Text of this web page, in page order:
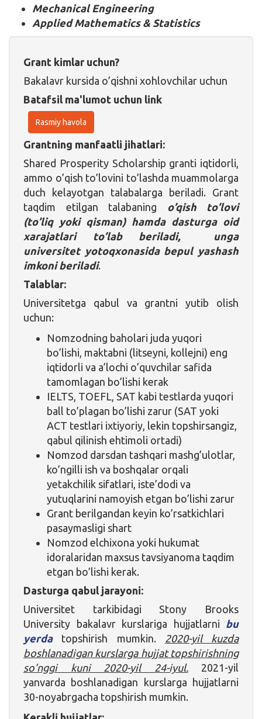
Mechanical Engineering
Applied Mathematics & Statistics
Grant kimlar uchun?
Bakalavr kursida o’qishni xohlovchilar uchun
Batafsil ma'lumot uchun link
Rasmiy havola
Grantning manfaatli jihatlari:
Shared Prosperity Scholarship granti iqtidorli,
ammo o’qish to’lovini to’lashda muammolarga
duch kelayotgan talabalarga beriladi. Grant
taqdim etilgan talabaning o’qish to’lovi
(to’liq yoki qisman) hamda dasturga oid
xarajatlari to’lab beriladi, unga
universitet yotoqxonasida bepul yashash
imkoni beriladi.
Talablar:
Universitetga qabul va grantni yutib olish
uchun:
Nomzodning baholari juda yuqori
bo’lishi, maktabni (litseyni, kollejni) eng
iqtidorli va a’lochi o’quvchilar safida
tamomlagan bo’lishi kerak
IELTS, TOEFL, SAT kabi testlarda yuqori
ball to’plagan bo’lishi zarur (SAT yoki
ACT testlari ixtiyoriy, lekin topshirsangiz,
qabul qilinish ehtimoli ortadi)
Nomzod darsdan tashqari mashg’ulotlar,
ko’ngilli ish va boshqalar orqali
yetakchilik sifatlari, iste’dodi va
yutuqlarini namoyish etgan bo’lishi zarur
Grant berilgandan keyin ko’rsatkichlari
pasaymasligi shart
Nomzod elchixona yoki hukumat
idoralaridan maxsus tavsiyanoma taqdim
etgan bo’lishi kerak.
Dasturga qabul jarayoni:
Universitet tarkibidagi Stony Brooks
University bakalavr kurslariga hujjatlarni bu
yerdatopshirish mumkin.
2020-yil kuzda
boshlanadigan kurslarga hujjat topshirishning
so’nggi kuni 2020-yil 24-iyul. 2021-yil
yanvarda boshlanadigan kurslarga hujjatlarni
30-noyabrgacha topshirish mumkin.